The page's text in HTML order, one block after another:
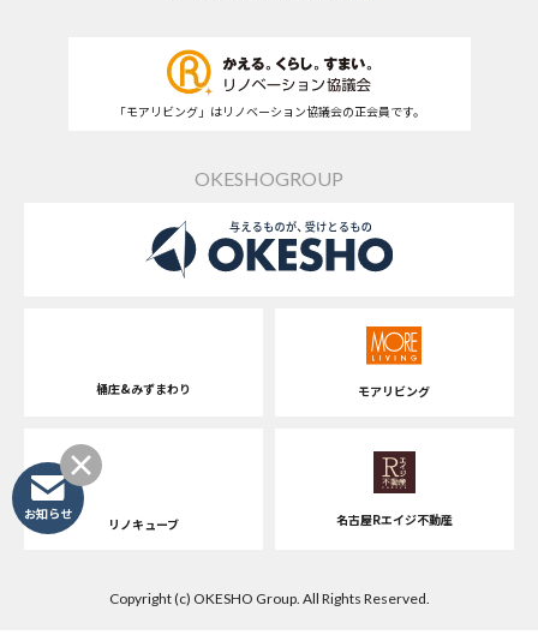
「モアリビング」はリノベーション協議会の正会員です。
OKESHOGROUP
桶庄&みずまわり モアリビング
リノキューブ 名古屋Rエイジ不動産
Copyright (c) OKESHO Group. All Rights Reserved.
お知らせ